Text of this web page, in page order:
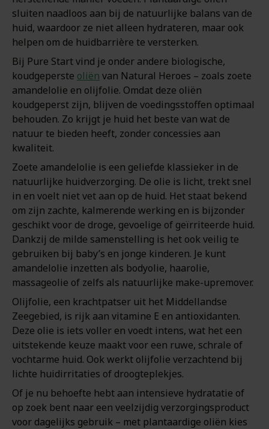
sluiten naadloos aan bij de natuurlijke balans van de
huid, waardoor ze niet alleen hydrateren, maar ook
helpen om de huidbarrière te versterken.
Bij Pure Start vind je onder andere biologische,
koudgeperste oliën van Natural Heroes – zoals zoete
amandelolie en olijfolie. Omdat deze oliën
koudgeperst zijn, blijven de voedingsstoffen optimaal
behouden. Zo krijgt je huid het beste van wat de
natuur te bieden heeft, zonder concessies aan
kwaliteit.
Zoete amandelolie is een geliefde klassieker in de
natuurlijke huidverzorging. De olie is licht, trekt snel
in en voelt niet vet aan op de huid. Het staat bekend
om zijn zachte, kalmerende werking en is bijzonder
geschikt voor de droge, gevoelige of geïrriteerde huid.
Dankzij de milde samenstelling is het ook veilig te
gebruiken bij baby’s en jonge kinderen. Je kunt
amandelolie inzetten als bodyolie, haarolie,
massageolie of zelfs als natuurlijke make-upremover.
Olijfolie, een krachtpatser uit het Middellandse
Zeegebied, is rijk aan vitamine E en antioxidanten.
Deze olie is iets voller en voedt intens, wat het een
uitstekende keuze maakt voor een ruwe, schrale of
vochtarme huid. Ook werkt olijfolie verzachtend bij
lichte huidirritaties of droogteplekjes.
Of je nu behoefte hebt aan intensieve hydratatie of
op zoek bent naar een veelzijdig verzorgingsproduct
voor dagelijks gebruik – met plantaardige oliën kies